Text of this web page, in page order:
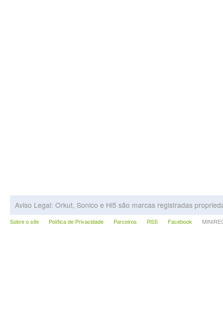
Aviso Legal: Orkut, Sonico e Hi5 são marcas registradas
Sobre o site Política de Privacidade Parceiros RSS Facebook